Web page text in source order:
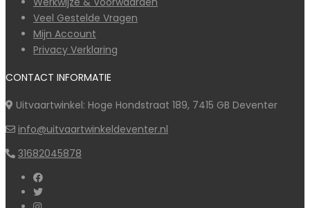
Veel Gestelde Vragen
Mijn Account
Privacy Verklaring
CONTACT INFORMATIE
Uitvaartwinkel: Hoge Hondstraat 189, 7415 GB Deventer
info@uitvaartwinkeldeventer.nl
31682045878